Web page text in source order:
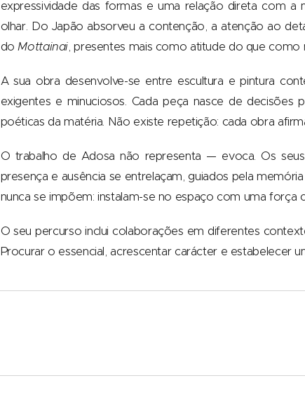
expressividade das formas e uma relação direta com
olhar. Do Japão absorveu a contenção, a atenção ao
doMottainai, presentes mais como atitude do que como
A sua obra desenvolve-se entre escultura e pintura
exigentes e minuciosos. Cada peça nasce de decisões
poéticas da matéria. Não existe repetição: cada obra
O trabalho de Adosa não representa — evoca. Os
presença e ausência se entrelaçam, guiados pela
nunca se impõem: instalam-se no espaço com uma força
O seu percurso inclui colaborações em diferentes
Procurar o essencial, acrescentar carácter e estabelecer